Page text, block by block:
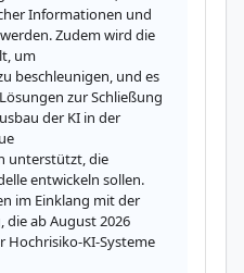
Informationen und
Zudem wird die
um
beschleunigen, und es
zur Schließung
der KI in der
unterstützt, die
entwickeln sollen.
im Einklang mit der
die ab August 2026
KI-Systeme